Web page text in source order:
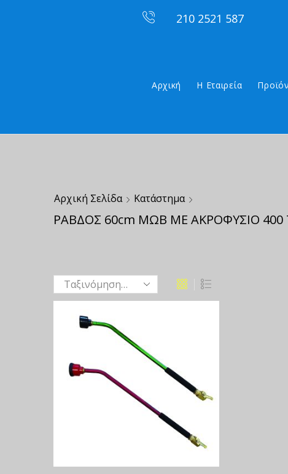
210 2521 587
Αρχική Η Εταιρεία
Αρχική Σελίδα Κατάστημα
ΡΑΒΔΟΣ 60cm ΜΩΒ ΜΕ ΑΚΡΟΦΥΣΙΟ 400